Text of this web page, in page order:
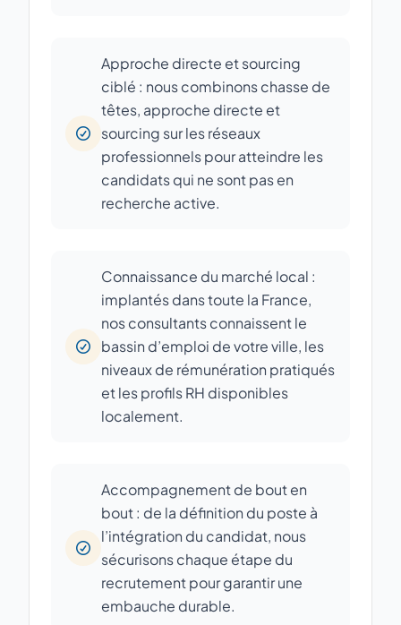
Approche directe et sourcing
ciblé : nous combinons chasse de
têtes, approche directe et
sourcing sur les réseaux
professionnels pour atteindre les
candidats qui ne sont pas en
recherche active.
Connaissance du marché local :
implantés dans toute la France,
nos consultants connaissent le
bassin d’emploi de votre ville, les
niveaux de rémunération pratiqués
et les profils RH disponibles
localement.
Accompagnement de bout en
bout : de la définition du poste à
l’intégration du candidat, nous
sécurisons chaque étape du
recrutement pour garantir une
embauche durable.